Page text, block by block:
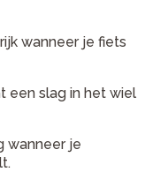
wanneer je fiets
een slag in het wiel
wanneer je